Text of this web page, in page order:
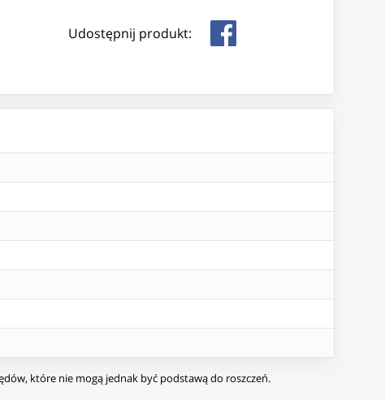
Udostępnij produkt:
które nie mogą jednak być podstawą do roszczeń.